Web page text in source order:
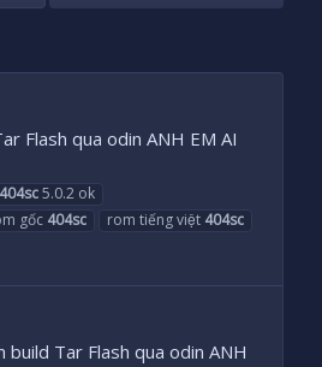
Flash qua odin ANH EM AI
404sc5.0.2 ok
gốc 404sc rom tiếng việt 404sc
Tar Flash qua odin ANH